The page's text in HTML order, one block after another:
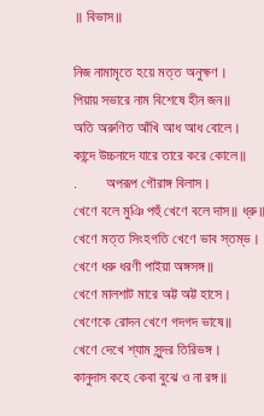
॥ বিভাস॥
নিজ নামামৃতে হয়ে মত্ত অনুক্ষণ।
পিয়ায় সভারে নাম বিশেষে হীন জন॥
অতি অরুণিত আঁখি আধ আধ বোলে।
কান্দে উচ্চনাদে যারে তারে করে কোলে॥
. অপরূপ গৌরাঙ্গ বিলাস।
খেণে বলে মুঞি পহুঁ খেণে বলে দাস॥
খেণে মত্ত সিংহগতি খেণে ভাব স্তম্ভ।
খেণে ধরু ধরণী পাইয়া অঙ্গসঙ্গ॥
খেণে মালশাট মারে অট্ট অট্ট হাসে।
খেণেকে রোদন খেণে গদগদ ভাষে॥
খেণে দেখে শ্যাম সুন্দর তিরিভঙ্গ।
কানুদাস কহে কেবা বুঝে ও না রঙ্গ॥